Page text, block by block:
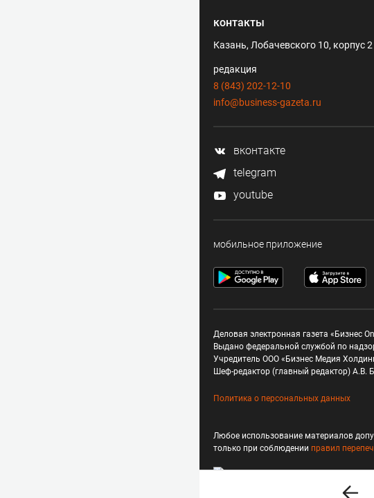
контакты
Казань, Лобачевского 10, корпус 2
редакция
8 (843) 202-12-10
info@business-gazeta.ru
вконтакте
telegram
youtube
мобильное приложение
Деловая электронная газета «Бизнес
Выдано федеральной службой по
Учредитель ООО «Бизнес Медия
Шеф-редактор (главный редактор) А.В.
Политика о персональных данных
Любое использование материалов
только при соблюдении правил